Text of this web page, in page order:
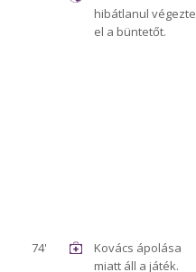
hibátlanul végezte
el a büntetőt.
74'
Kovács ápolása
miatt áll a játék.